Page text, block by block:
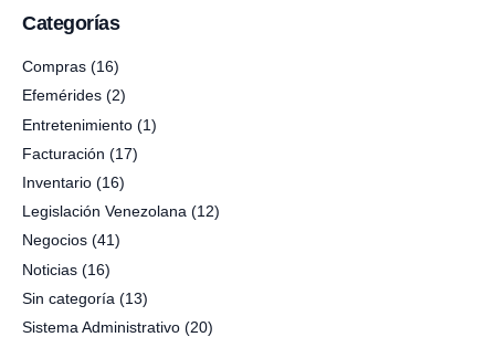
Categorías
Compras (16)
Efemérides (2)
Entretenimiento (1)
Facturación (17)
Inventario (16)
Legislación Venezolana (12)
Negocios (41)
Noticias (16)
Sin categoría (13)
Sistema Administrativo (20)